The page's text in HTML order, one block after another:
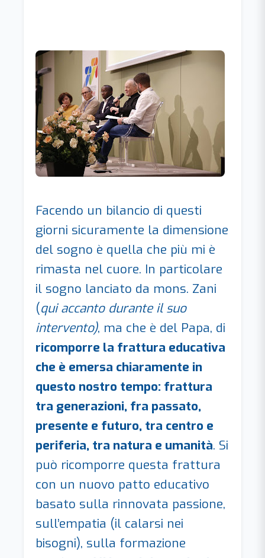
Facendo un bilancio di questi
giorni sicuramente la dimensione
del sogno è quella che più mi è
rimasta nel cuore. In particolare
il sogno lanciato da mons. Zani
(qui accanto durante il suo
intervento), ma che è del Papa, di
ricomporre la frattura educativa
che è emersa chiaramente in
questo nostro tempo: frattura
tra generazioni, fra passato,
presente e futuro, tra centro e
periferia, tra natura e umanità. Si
può ricomporre questa frattura
con un nuovo patto educativo
basato sulla rinnovata passione,
sull’empatia (il calarsi nei
bisogni), sulla formazione